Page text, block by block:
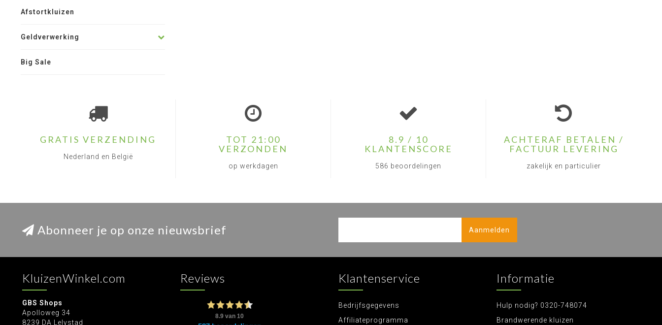
Afstortkluizen
Geldverwerking
Big Sale
GRATIS VERZENDING
Nederland en België
TOT 21:00
VERZONDEN
op werkdagen
8.9 / 10
KLANTENSCORE
586 beoordelingen
ACHTERAF BETALEN /
FACTUUR LEVERING
zakelijk en particulier
Abonneer je op onze nieuwsbrief Aanmelden
KluizenWinkel.com
GBS Shops
Apolloweg 34
8239 DA Lelystad
Reviews Klantenservice
Bedrijfsgegevens
Affiliateprogramma
Informatie
Hulp nodig? 0320-748074
Brandwerende kluizen